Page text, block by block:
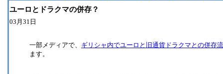
ユーロとドラクマの併存？
03月31日
一部メディアで、 ギリシャ内でユーロと旧通貨ドラクマとの併存
ます。